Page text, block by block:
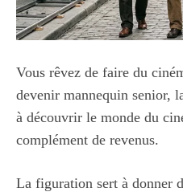
Vous rêvez de faire du
devenir mannequin senior,
à découvrir le monde du
complément de revenus.
La figuration sert à donner